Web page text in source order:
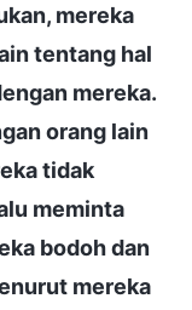
mereka
tentang hal
mereka.
orang lain
tidak
meminta
bodoh dan
mereka